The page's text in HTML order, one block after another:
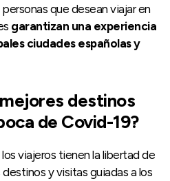
que desean viajar en
garantizan una experiencia
ciudades españolas y
destinos
de Covid-19?
viajeros tienen la libertad de
y visitas guiadas a los